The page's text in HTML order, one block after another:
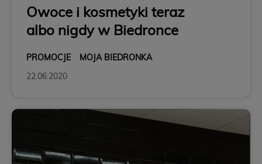
Owoce i kosmetyki teraz
albo nigdy w Biedronce
PROMOCJE
MOJA BIEDRONKA
22.06.2020